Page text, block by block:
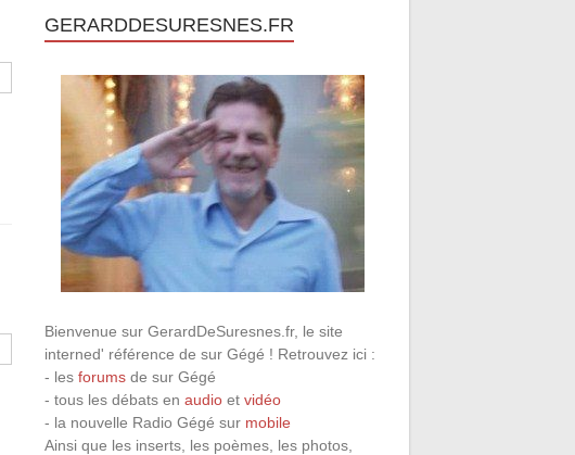
GERARDDESURESNES.FR
Bienvenue sur GerardDeSuresnes.fr, le site
interned' référence de sur Gégé ! Retrouvez ici :
- lesforums de sur Gégé
- tous les débats enaudio etvidéo
- la nouvelle Radio Gégé sur mobile
Ainsi que les inserts, les poèmes, les photos,